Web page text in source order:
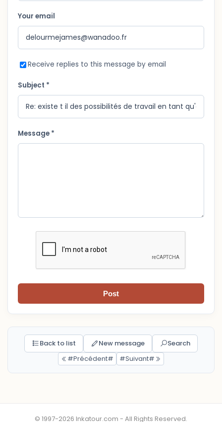
Your email
Receive replies to this message by email
Subject *
Message *
Post
Back to list New message
Search
#Précédent#
#Suivant#
© 1997-2026 Inkatour.com - All Rights Reserved.